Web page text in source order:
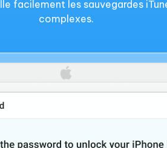
facilement les sauvegardes
complexes.